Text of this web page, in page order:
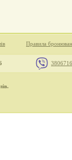
Правила